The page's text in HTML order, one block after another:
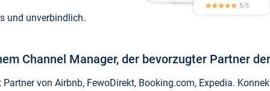
und unverbindlich.
Channel Manager, der bevorzugter Partner
von Airbnb, FewoDirekt, Booking.com, Expedia.